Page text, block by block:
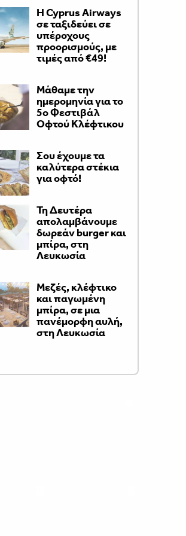
H Cyprus Airways
σε ταξιδεύει σε
υπέροχους
προορισμούς, με
τιμές από €49!
Μάθαμε την
ημερομηνία για το
5ο Φεστιβάλ
Οφτού Κλέφτικου
Σου έχουμε τα
καλύτερα στέκια
για οφτό!
Τη Δευτέρα
απολαμβάνουμε
δωρεάν burger και
μπίρα, στη
Λευκωσία
Μεζές, κλέφτικο
και παγωμένη
μπίρα, σε μια
πανέμορφη αυλή,
στη Λευκωσία